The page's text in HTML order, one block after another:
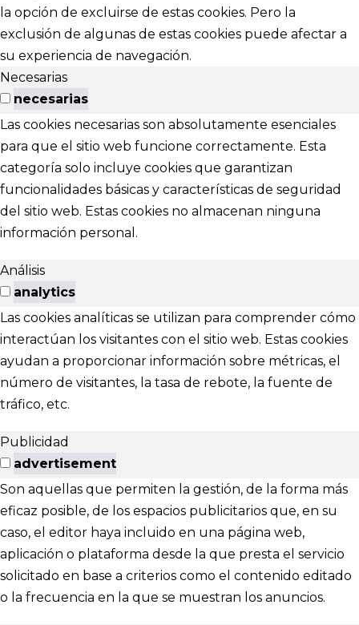
la opción de excluirse de estas cookies. Pero la
exclusión de algunas de estas cookies puede afectar a
su experiencia de navegación.
Necesarias
necesarias
Las cookies necesarias son absolutamente esenciales
para que el sitio web funcione correctamente. Esta
categoría solo incluye cookies que garantizan
funcionalidades básicas y características de seguridad
del sitio web. Estas cookies no almacenan ninguna
información personal.
Análisis
analytics
Las cookies analíticas se utilizan para comprender cómo
interactúan los visitantes con el sitio web. Estas cookies
ayudan a proporcionar información sobre métricas, el
número de visitantes, la tasa de rebote, la fuente de
tráfico, etc.
Publicidad
advertisement
Son aquellas que permiten la gestión, de la forma más
eficaz posible, de los espacios publicitarios que, en su
caso, el editor haya incluido en una página web,
aplicación o plataforma desde la que presta el servicio
solicitado en base a criterios como el contenido editado
o la frecuencia en la que se muestran los anuncios.